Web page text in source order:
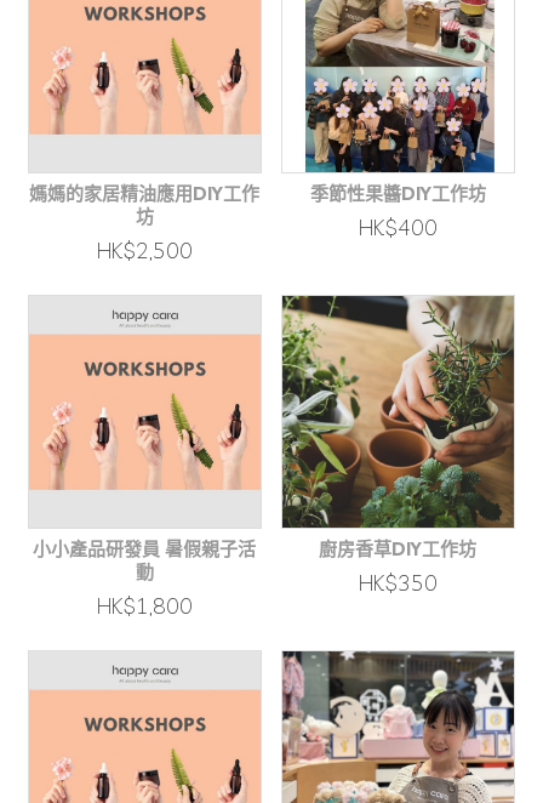
媽媽的家居精油應用DIY工作
坊
HK$2,500
季節性果醬DIY工作坊
HK$400
小小產品研發員 暑假親子活
動
HK$1,800
廚房香草DIY工作坊
HK$350